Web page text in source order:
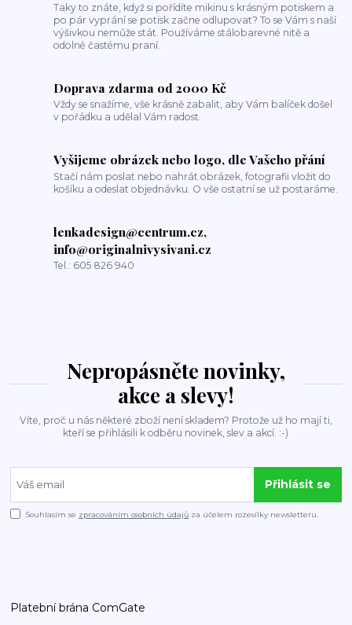
Taky to znáte, když si pořídíte mikinu s krásným potiskem a
po pár vyprání se potisk začne odlupovat? To se Vám s naší
výšivkou nemůže stát. Používáme stálobarevné nitě a
odolné častému praní.
Doprava zdarma od 2000 Kč
Vždy se snažíme, vše krásně zabalit, aby Vám balíček došel
v pořádku a udělal Vám radost.
Vyšijeme obrázek nebo logo, dle Vašeho přání
Stačí nám poslat nebo nahrát obrázek, fotografii vložit do
košíku a odeslat objednávku. O vše ostatní se už postaráme.
lenkadesign@centrum.cz,
info@originalnivysivani.cz
Tel.: 605 826 940
Nepropásněte novinky,
akce a slevy!
Víte, proč u nás některé zboží není skladem? Protože už ho mají ti,
kteří se přihlásili k odběru novinek, slev a akcí. :-)
Přihlásit se
Souhlasím se zpracováním osobních údajů za účelem rozesílky newsletteru.
Platební brána ComGate